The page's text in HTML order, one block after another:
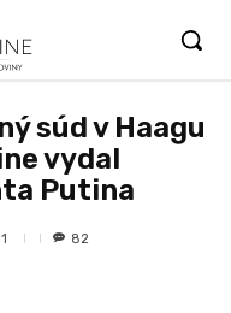
súd v Haagu
vydal
Putina
82